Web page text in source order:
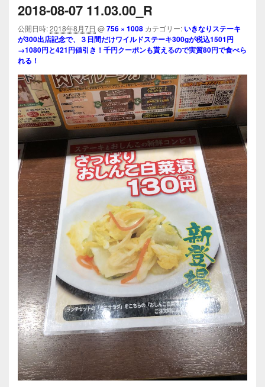
ビ
ゲ
ー
ョ
ン
2018-08-07 11.03.00_R
公開日時:2018年8月7日 @756 × 1008 カテゴリー: いきなりステーキ
が300出店記念で、３日間だけワイルドステーキ300gが税込1501円
→1080円と421円値引き！千円クーポンも貰えるので実質80円で食べら
れる！